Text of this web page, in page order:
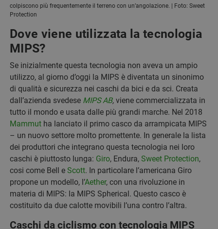
colpiscono più frequentemente il terreno con un’angolazione. | Foto: Sweet
Protection
Dove viene utilizzata la tecnologia
MIPS?
Se inizialmente questa tecnologia non aveva un ampio
utilizzo, al giorno d’oggi la MIPS è diventata un sinonimo
di qualità e sicurezza nei caschi da bici e da sci. Creata
dall’azienda svedese MIPS AB, viene commercializzata in
tutto il mondo e usata dalle più grandi marche. Nel 2018
Mammut ha lanciato il primo casco da arrampicata MIPS
– un nuovo settore molto promettente. In generale la lista
dei produttori che integrano questa tecnologia nei loro
caschi è piuttosto lunga: Giro, Endura, Sweet Protection,
cosi come Bell e Scott. In particolare l’americana Giro
propone un modello, l’Aether, con una rivoluzione in
materia di MIPS: la MIPS Spherical. Questo casco è
costituito da due calotte movibili l’una contro l’altra.
Caschi da ciclismo con tecnologia MIPS